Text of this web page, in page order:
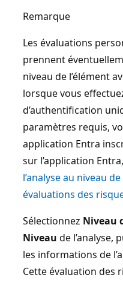
Remarque
Les évaluations
prennent
niveau de l’élément
lorsque vous
d’authentification
paramètres requis,
application Entra
sur l’application
l’analyse au niveau
évaluations des
Sélectionnez Niveau
Niveau de l’analyse,
les informations de
Cette évaluation des